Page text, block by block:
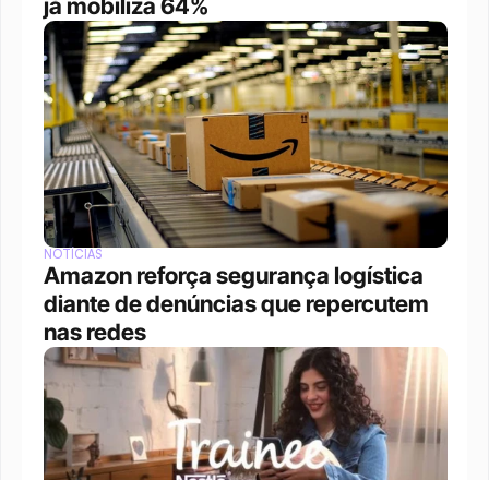
já mobiliza 64%
NOTÍCIAS
Amazon reforça segurança logística
diante de denúncias que repercutem
nas redes